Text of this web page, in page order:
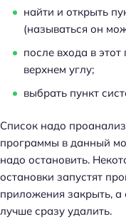
найти и открыть
(называться он
после входа в
верхнем углу;
выбрать пункт
Список надо
программы в данный
надо остановить.
остановки запустят
приложения закрыть,
лучше сразу удалить.